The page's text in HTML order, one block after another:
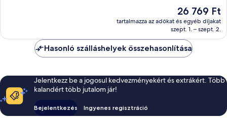
értékelés
Az
ár
26 769 Ft
26 769 Ft
tartalmazza az adókat és egyéb díjakat
szept. 1. – szept. 2.
Hasonló szálláshelyek összehasonlítása
Jelentkezz be a jogosul kedvezményekért és extrákért. Több
kalandért több jutalom jár!
Bejelentkezés Ingyenes regisztráció